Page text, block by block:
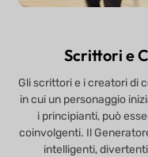
Scrittori e
Gli scrittori e i creatori di
in cui un personaggio
i principianti, può
coinvolgenti. Il
intelligenti,